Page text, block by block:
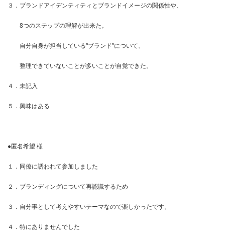
３．ブランドアイデンティティとブランドイメージの関係性や、
8つのステップの理解が出来た。
自分自身が担当している“ブランド”について、
整理できていないことが多いことが自覚できた。
４．未記入
５．興味はある
●匿名希望 様
１．同僚に誘われて参加しました
２．ブランディングについて再認識するため
３．自分事として考えやすいテーマなので楽しかったです。
４．特にありませんでした